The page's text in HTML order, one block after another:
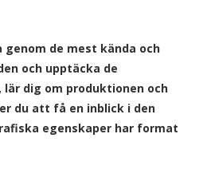
de mest kända och
och upptäcka de
dig om produktionen och
du att få en inblick i den
egenskaper har format